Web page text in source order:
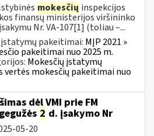
mokesčių inspekcijos
finansų ministerijos viršininko
Nr. VA-107[1] (toliau –...
įstatymų pakeitimai: MĮP 2021 »
pakeitimai nuo 2025 m.
Mokesčių įstatymų
vertės mokesčių pakeitimai nuo
dėl VMI prie FM
2 d. įsakymo Nr
05-20